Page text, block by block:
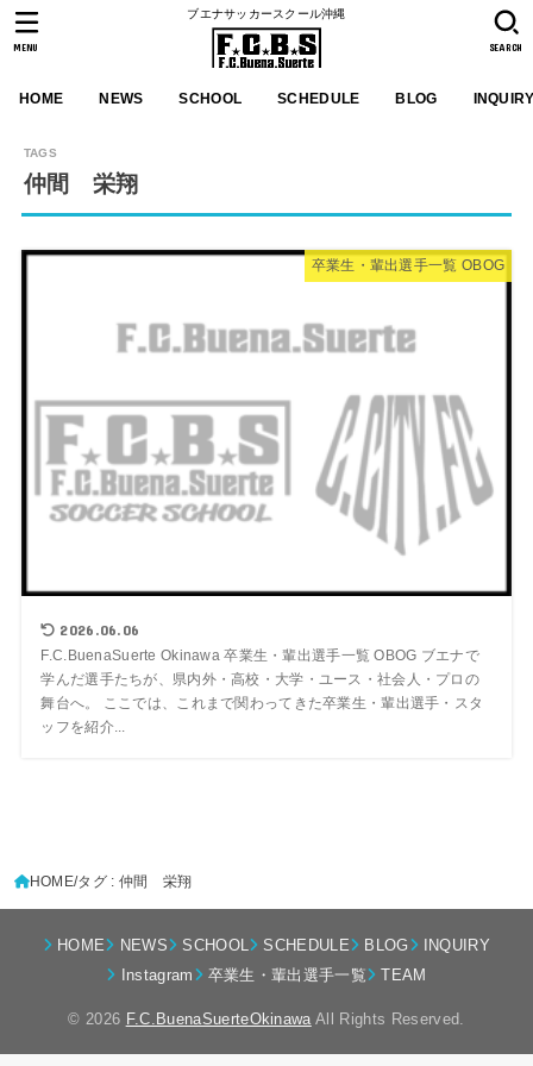
ブエナサッカースクール沖縄
HOME NEWS SCHOOL SCHEDULE BLOG
SEARCH
MENU
仲間 栄翔
卒業生・輩出選手一覧 OBOG
2026.06.06
F.C.BuenaSuerte Okinawa 卒業生・輩出選手一覧 OBOG ブエナで
学んだ選手たちが、県内外・高校・大学・ユース・社会人・プロの
舞台へ。 ここでは、これまで関わってきた卒業生・輩出選手・スタ
ッフを紹介...
HOME タグ : 仲間 栄翔
HOME NEWS SCHOOL SCHEDULE BLOG
INQUIRY
Instagram
卒業生・輩出選手一覧 TEAM
© 2026 F.C.BuenaSuerteOkinawa All Rights Reserved.